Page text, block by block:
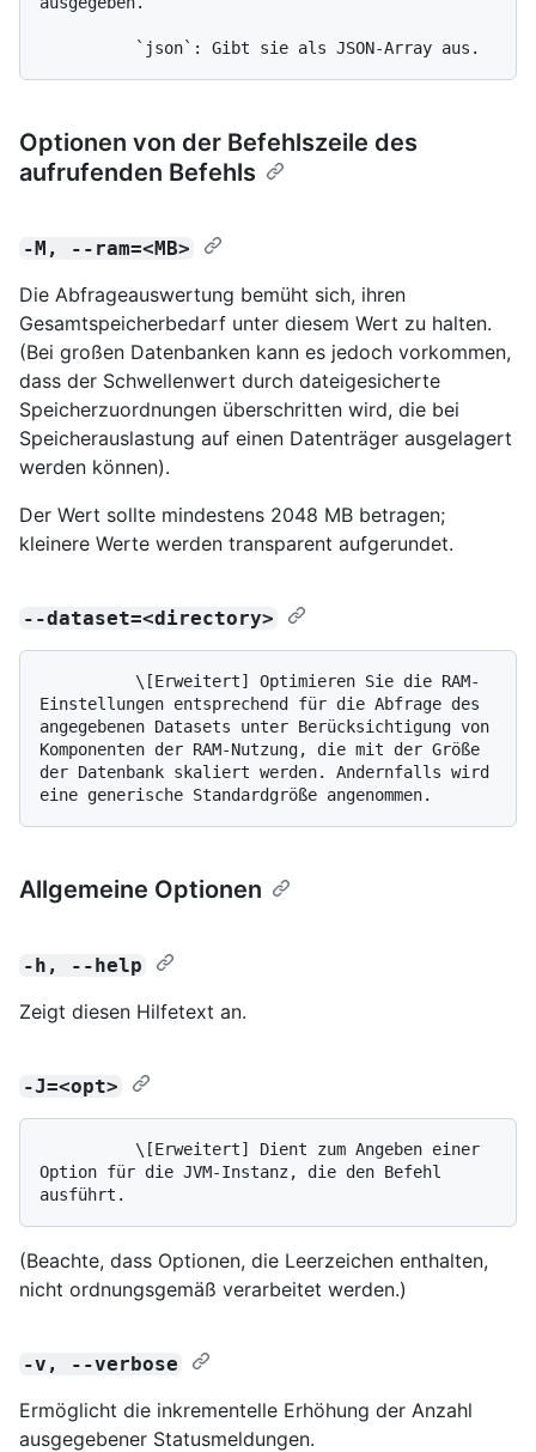
Optionen von der Befehlszeile des
aufrufenden Befehls
-M, --ram=<MB>
Die Abfrageauswertung bemüht sich, ihren
Gesamtspeicherbedarf unter diesem Wert zu halten.
(Bei großen Datenbanken kann es jedoch vorkommen,
dass der Schwellenwert durch dateigesicherte
Speicherzuordnungen überschritten wird, die bei
Speicherauslastung auf einen Datenträger ausgelagert
werden können).
Der Wert sollte mindestens 2048 MB betragen;
kleinere Werte werden transparent aufgerundet.
--dataset=<directory>
Einstellungen entsprechend für die Abfrage des
angegebenen Datasets unter Berücksichtigung von
Komponenten der RAM-Nutzung, die mit der Größe
der Datenbank skaliert werden. Andernfalls wird
Allgemeine Optionen
-h, --help
Zeigt diesen Hilfetext an.
-J=<opt>
Option für die JVM-Instanz, die den Befehl
(Beachte, dass Optionen, die Leerzeichen enthalten,
nicht ordnungsgemäß verarbeitet werden.)
-v, --verbose
Ermöglicht die inkrementelle Erhöhung der Anzahl
ausgegebener Statusmeldungen.